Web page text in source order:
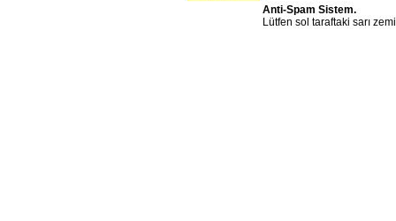
Anti-Spam Sistem.
Lütfen sol taraftaki sarı